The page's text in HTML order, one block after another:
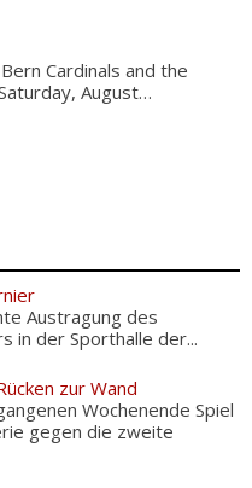
Cardinals and the
August…
Austragung des
in der Sporthalle der...
zur Wand
Wochenende Spiel
gegen die zweite